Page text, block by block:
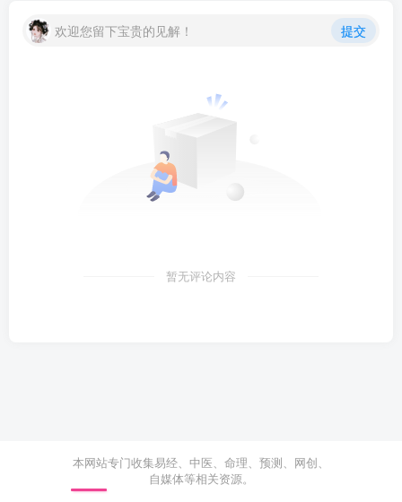
欢迎您留下宝贵的见解！ 提交
暂无评论内容
本网站专门收集易经、中医、命理、预测、网创、
自媒体等相关资源。